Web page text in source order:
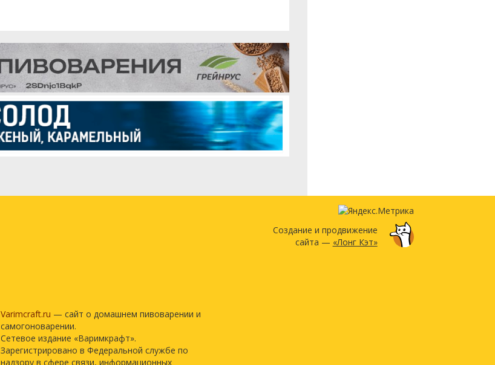
Varimcraft.ru — сайт о домашнем пивоварении и
самогоноварении.
Сетевое издание «Варимкрафт».
Зарегистрировано в Федеральной службе по
надзору в сфере связи, информационных
Создание и продвижение
сайта — «Лонг Кэт»